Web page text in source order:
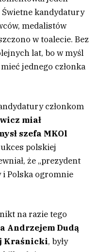
Świetne kandydatury
medalistów
w toalecie. Bez
lat, bo w myśl
jednego członka
członkom
miał
szefa MKOl
polskiej
że „prezydent
i Polska ogromnie
na razie tego
Andrzejem Dudą
Kraśnicki, były